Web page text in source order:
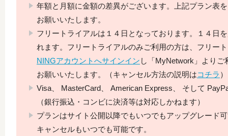
年額と月額に金額の差異がございます。上記プラン表
お願いいたします。
フリートライアルは１４日となっております。１４日
れます。フリートライアルのみご利用の方は、フリー
NINGアカウントへサインイン し「MyNetwork」より
お願いいたします。（キャンセル方法の説明はコチラ ）
Visa、 MasterCard、 American Express、 そして
（銀行振込・コンビに決済等は対応しかねます）
プランはサイト公開以降でもいつでもアップグレード
キャンセルもいつでも可能です。